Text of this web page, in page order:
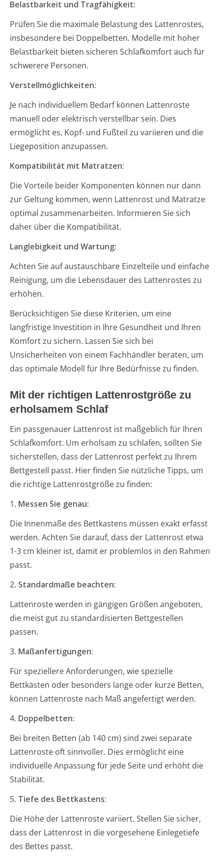
Belastbarkeit und Tragfähigkeit:
Prüfen Sie die maximale Belastung des Lattenrostes,
insbesondere bei Doppelbetten. Modelle mit hoher
Belastbarkeit bieten sicheren Schlafkomfort auch für
schwerere Personen.
Verstellmöglichkeiten:
Je nach individuellem Bedarf können Lattenroste
manuell oder elektrisch verstellbar sein. Dies
ermöglicht es, Kopf- und Fußteil zu variieren und die
Liegeposition anzupassen.
Kompatibilität mit Matratzen:
Die Vorteile beider Komponenten können nur dann
zur Geltung kommen, wenn Lattenrost und Matratze
optimal zusammenarbeiten. Informieren Sie sich
daher über die Kompatibilität.
Langlebigkeit und Wartung:
Achten Sie auf austauschbare Einzelteile und einfache
Reinigung, um die Lebensdauer des Lattenrostes zu
erhöhen.
Berücksichtigen Sie diese Kriterien, um eine
langfristige Investition in Ihre Gesundheit und Ihren
Komfort zu sichern. Lassen Sie sich bei
Unsicherheiten von einem Fachhändler beraten, um
das optimale Modell für Ihre Bedürfnisse zu finden.
Mit der richtigen Lattenrostgröße zu
erholsamem Schlaf
Ein passgenauer Lattenrost ist maßgeblich für Ihren
Schlafkomfort. Um erholsam zu schlafen, sollten Sie
sicherstellen, dass der Lattenrost perfekt zu Ihrem
Bettgestell passt. Hier finden Sie nützliche Tipps, um
die richtige Lattenrostgröße zu finden:
1. Messen Sie genau:
Die Innenmaße des Bettkastens müssen exakt erfasst
werden. Achten Sie darauf, dass der Lattenrost etwa
1-3 cm kleiner ist, damit er problemlos in den Rahmen
passt.
2. Standardmaße beachten:
Lattenroste werden in gängigen Größen angeboten,
die meist gut zu standardisierten Bettgestellen
passen.
3. Maßanfertigungen:
Für speziellere Anforderungen, wie spezielle
Bettkästen oder besonders lange oder kurze Betten,
können Lattenroste nach Maß angefertigt werden.
4. Doppelbetten:
Bei breiten Betten (ab 140 cm) sind zwei separate
Lattenroste oft sinnvoller. Dies ermöglicht eine
individuelle Anpassung für jede Seite und erhöht die
Stabilität.
5. Tiefe des Bettkastens:
Die Höhe der Lattenroste variiert. Stellen Sie sicher,
dass der Lattenrost in die vorgesehene Einlegetiefe
des Bettes passt.